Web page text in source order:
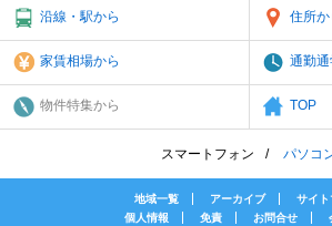
沿線・駅から 住所か
家賃相場から 通勤通
物件特集から TOP
スマートフォン パソコ
地域一覧 アーカイブ
サイト
個人情報
免責 お問合せ